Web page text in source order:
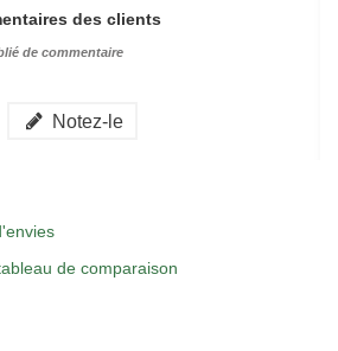
des clients
de commentaire
Notez-le
de comparaison